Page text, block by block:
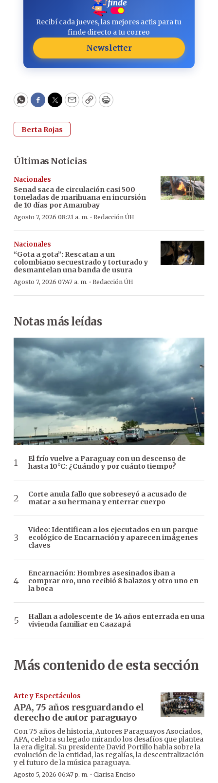
Recibí cada jueves, las mejores actis para tu
finde directo a tu correo
Newsletter
WhatsApp
Facebook
Twitter
EmailCopyPrint
Berta Rojas
Últimas Noticias
Nacionales
Senad saca de circulación casi 500
toneladas de marihuana en incursión
de 10 días por Amambay
Agosto 7, 2026 08:21 a. m. · Redacción ÚH
Nacionales
“Gota a gota”: Rescatan a un
colombiano secuestrado y torturado y
desmantelan una banda de usura
Agosto 7, 2026 07:47 a. m. · Redacción ÚH
Notas más leídas
El frío vuelve a Paraguay con un descenso de
hasta 10°C: ¿Cuándo y por cuánto tiempo?
Corte anula fallo que sobreseyó a acusado de
matar a su hermana y enterrar cuerpo
Video: Identifican a los ejecutados en un parque
ecológico de Encarnación y aparecen imágenes
claves
Encarnación: Hombres asesinados iban a
comprar oro, uno recibió 8 balazos y otro uno en
la boca
Hallan a adolescente de 14 años enterrada en una
vivienda familiar en Caazapá
Más contenido de esta sección
Arte y Espectáculos
APA, 75 años resguardando el
derecho de autor paraguayo
Con 75 años de historia, Autores Paraguayos Asociados,
APA, celebra su legado mirando los desafíos que plantea
la era digital. Su presidente David Portillo habla sobre la
evolución de la entidad, las regalías, la descentralización
y el futuro de la música paraguaya.
Agosto 5, 2026 06:47 p. m. · Clarisa Enciso